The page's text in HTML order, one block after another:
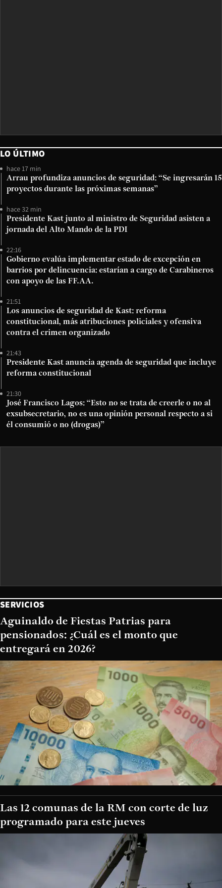
LO ÚLTIMO
hace 17 min
Arrau profundiza anuncios de seguridad: “Se ingresarán 15
proyectos durante las próximas semanas”
hace 32 min
Presidente Kast junto al ministro de Seguridad asisten a
jornada del Alto Mando de la PDI
22:16
Gobierno evalúa implementar estado de excepción en
barrios por delincuencia: estarían a cargo de Carabineros
con apoyo de las FF.AA.
21:51
Los anuncios de seguridad de Kast: reforma
constitucional, más atribuciones policiales y ofensiva
contra el crimen organizado
21:43
Presidente Kast anuncia agenda de seguridad que incluye
reforma constitucional
21:30
José Francisco Lagos: “Esto no se trata de creerle o no al
exsubsecretario, no es una opinión personal respecto a si
él consumió o no (drogas)”
SERVICIOS
Aguinaldo de Fiestas Patrias para
pensionados: ¿Cuál es el monto que
entregará en 2026?
Las 12 comunas de la RM con corte de luz
programado para este jueves